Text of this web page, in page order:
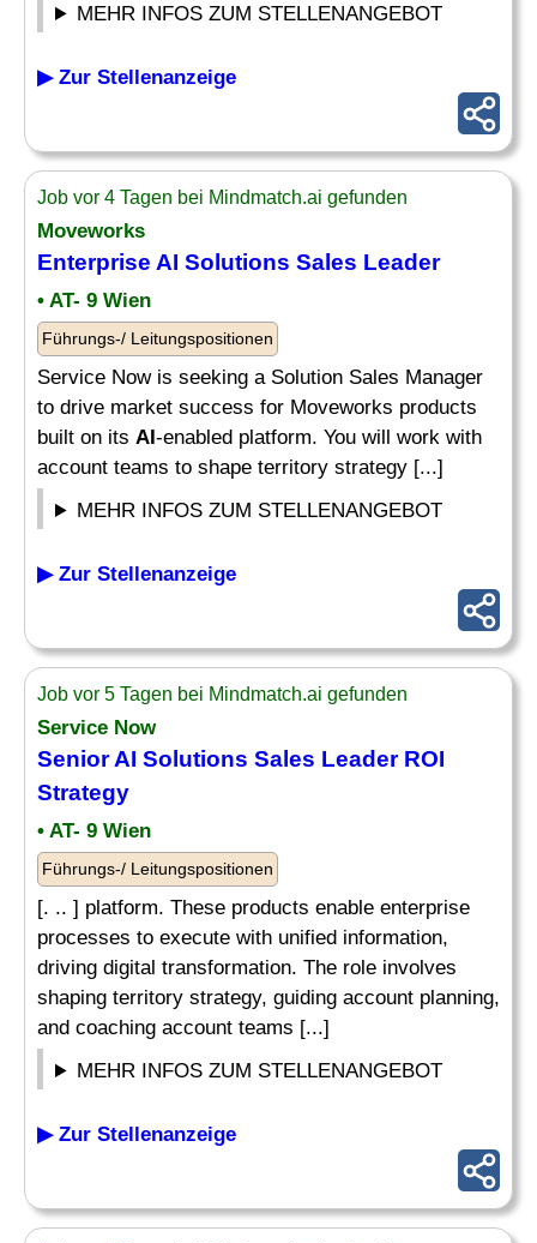
MEHR INFOS ZUM STELLENANGEBOT
▶ Zur Stellenanzeige
Job vor 4 Tagen bei Mindmatch.ai gefunden
Moveworks
Enterprise AI Solutions Sales Leader
• AT- 9 Wien
Führungs-/ Leitungspositionen
Service Now is seeking a Solution Sales Manager
to drive market success for Moveworks products
built on its AI-enabled platform. You will work with
account teams to shape territory strategy [...]
MEHR INFOS ZUM STELLENANGEBOT
▶ Zur Stellenanzeige
Job vor 5 Tagen bei Mindmatch.ai gefunden
Service Now
SeniorAI Solutions Sales Leader ROI
Strategy
• AT- 9 Wien
Führungs-/ Leitungspositionen
[. .. ] platform. These products enable enterprise
processes to execute with unified information,
driving digital transformation. The role involves
shaping territory strategy, guiding account planning,
and coaching account teams [...]
MEHR INFOS ZUM STELLENANGEBOT
▶ Zur Stellenanzeige